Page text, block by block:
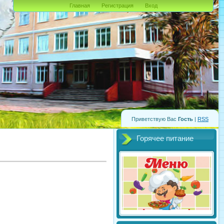
Приветствую Вас Гость | RSS
Главная Регистрация Вход
Горячее питание